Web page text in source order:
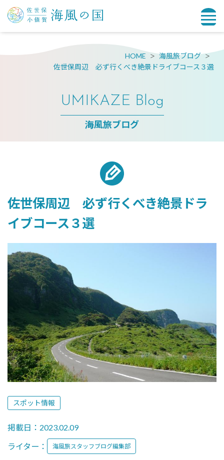
HOME
海風旅ブログ
佐世保周辺 必ず行くべき絶景ドライブコース３選
UMIKAZE Blog
海風旅ブログ
佐世保周辺 必ず行くべき絶景ドラ
イブコース３選
スポット情報
掲載日：2023.02.09
ライター：
海風旅スタッフブログ編集部